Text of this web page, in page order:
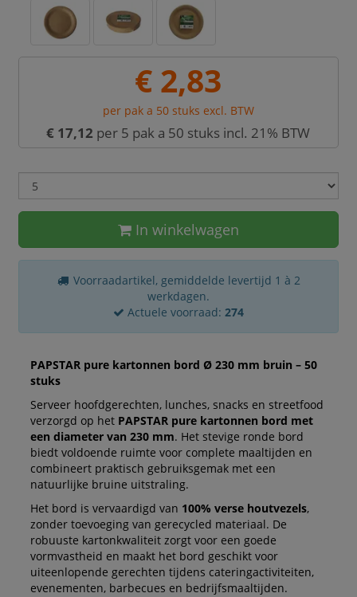
€ 2,83
per pak a 50 stuks excl. BTW
€ 17,12 per 5 pak a 50 stuks incl. 21% BTW
In winkelwagen
Voorraadartikel, gemiddelde levertijd 1 à 2
werkdagen.
Actuele voorraad: 274
PAPSTAR pure kartonnen bord Ø 230 mm bruin – 50
stuks
Serveer hoofdgerechten, lunches, snacks en streetfood
verzorgd op het PAPSTAR pure kartonnen bord met
een diameter van 230 mm. Het stevige ronde bord
biedt voldoende ruimte voor complete maaltijden en
combineert praktisch gebruiksgemak met een
natuurlijke bruine uitstraling.
Het bord is vervaardigd van 100% verse houtvezels,
zonder toevoeging van gerecycled materiaal. De
robuuste kartonkwaliteit zorgt voor een goede
vormvastheid en maakt het bord geschikt voor
uiteenlopende gerechten tijdens cateringactiviteiten,
evenementen, barbecues en bedrijfsmaaltijden.